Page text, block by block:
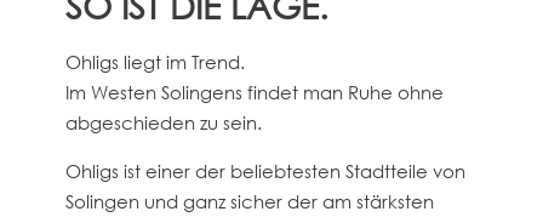
Ohligs liegt im Trend.
Im Westen Solingens findet man Ruhe ohne
abgeschieden zu sein.
Ohligs ist einer der beliebtesten Stadtteile von
Solingen und ganz sicher der am stärksten